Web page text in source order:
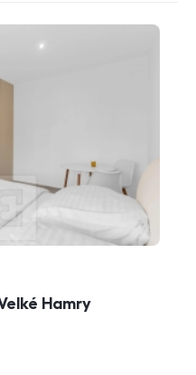
Hamry